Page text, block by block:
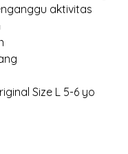
aktivitas
Size L 5-6 yo